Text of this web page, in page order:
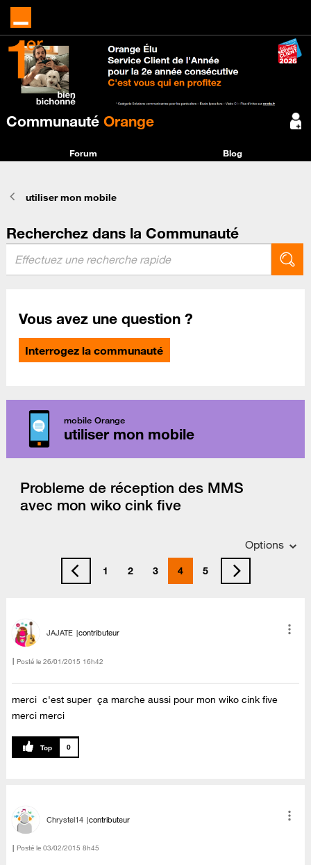
Communauté Orange
Forum Blog
utiliser mon mobile
Recherchez dans la Communauté
Vous avez une question ?
Interrogez la communauté
mobile Orange
utiliser mon mobile
Probleme de réception des MMS
avec mon wiko cink five
Options
1 2 3 4 5
JAJATE contributeur
Posté le ‎26/01/2015 16h42
merci c'est super ça marche aussi pour mon wiko cink five
merci merci
0
Chrystel14 contributeur
Posté le ‎03/02/2015 8h45